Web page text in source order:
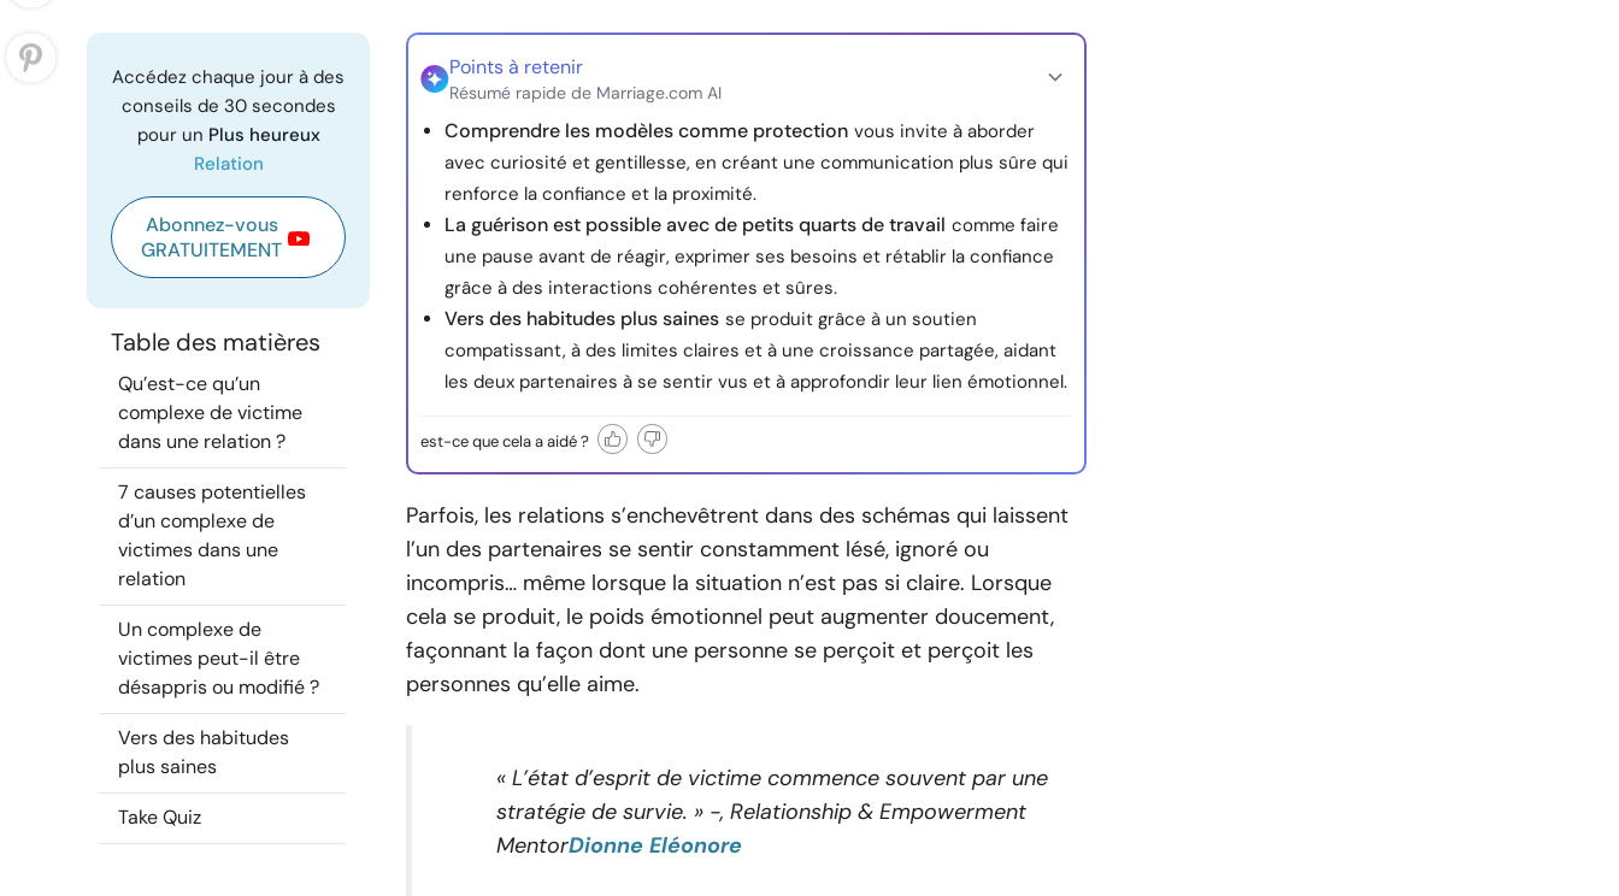
Accédez chaque jour à des
conseils de 30 secondes
pour un Plus heureux
Relation
Abonnez-vous
GRATUITEMENT
Table des matières
Qu’est-ce qu’un
complexe de victime
dans une relation ?
7 causes potentielles
d’un complexe de
victimes dans une
relation
Un complexe de
victimes peut-il être
désappris ou modifié ?
Vers des habitudes
plus saines
Take Quiz
Points à retenir
Résumé rapide de Marriage.com AI
Comprendre les modèles comme protection vous invite à aborder
avec curiosité et gentillesse, en créant une communication plus sûre qui
renforce la confiance et la proximité.
La guérison est possible avec de petits quarts de travail comme faire
une pause avant de réagir, exprimer ses besoins et rétablir la confiance
grâce à des interactions cohérentes et sûres.
Vers des habitudes plus saines se produit grâce à un soutien
compatissant, à des limites claires et à une croissance partagée, aidant
les deux partenaires à se sentir vus et à approfondir leur lien émotionnel.
est-ce que cela a aidé ?
Parfois, les relations s’enchevêtrent dans des schémas qui laissent
l’un des partenaires se sentir constamment lésé, ignoré ou
incompris… même lorsque la situation n’est pas si claire. Lorsque
cela se produit, le poids émotionnel peut augmenter doucement,
façonnant la façon dont une personne se perçoit et perçoit les
personnes qu’elle aime.
« L’état d’esprit de victime commence souvent par une
stratégie de survie. » -, Relationship & Empowerment
MentorDionne Eléonore